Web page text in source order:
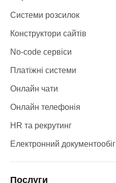
Системи розсилок
Конструктори сайтів
No-code сервіси
Платіжні системи
Онлайн чати
Онлайн телефонія
HR та рекрутинг
Електронний документообіг
Послуги